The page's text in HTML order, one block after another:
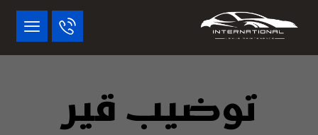
توضيب قير